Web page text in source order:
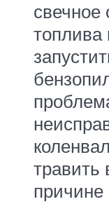
свечное
топлива
травить
причине